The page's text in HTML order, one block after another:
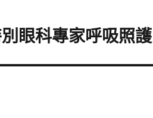
眼科專家呼吸照護